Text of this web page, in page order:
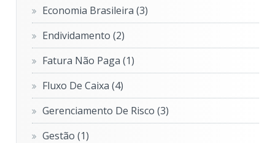
Economia Brasileira(3)
Endividamento(2)
Fatura Não Paga(1)
Fluxo De Caixa(4)
Gerenciamento De Risco(3)
Gestão(1)